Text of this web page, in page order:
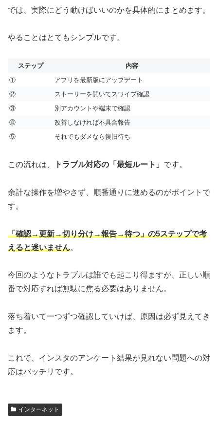
では、実際にどう動けばいいのかを具体的にまとめます。
やることはとてもシンプルです。
ステップ
内容
①
アプリを最新版にアップデート
②
ストーリーを開いてスワイプ確認
③
別アカウントや端末で確認
④
改善しなければ不具合報告
⑤
それでもダメなら復旧待ち
この流れは、 トラブル対応の「最短ルート」 です。
余計な操作を増やさず、順番通りに進めるのがポイントで
す。
「確認→更新→切り分け→報告→待つ」の5ステップで考
えると迷いません。
今回のようなトラブルは誰でも起こり得ますが、正しい順
番で対応すれば無駄に焦る必要はありません。
落ち着いて一つずつ確認していけば、原因は必ず見えてき
ます。
これで、インスタのアンケート結果が見れない問題への対
応はバッチリです。
インターネット